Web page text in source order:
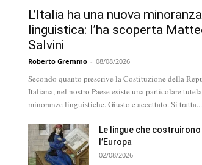
L’Italia ha una nuova minoranza
linguistica: l’ha scoperta
Salvini
Roberto Gremmo - 08/08/2026
Secondo quanto prescrive la Costituzione della
Italiana, nel nostro Paese esiste una particolare
minoranze linguistiche. Giusto e accettato. Si tratta...
Le lingue che costruirono
l’Europa
02/08/2026